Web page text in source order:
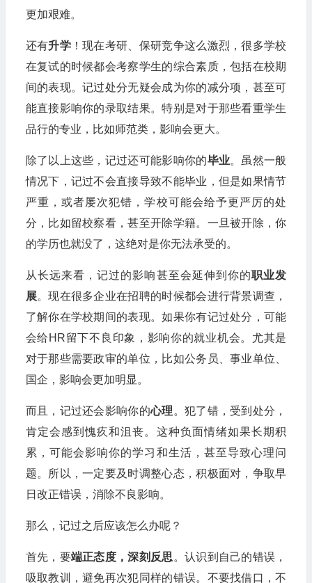
更加艰难。
还有升学！现在考研、保研竞争这么激烈，很多学校
在复试的时候都会考察学生的综合素质，包括在校期
间的表现。记过处分无疑会成为你的减分项，甚至可
能直接影响你的录取结果。特别是对于那些看重学生
品行的专业，比如师范类，影响会更大。
除了以上这些，记过还可能影响你的毕业。虽然一般
情况下，记过不会直接导致不能毕业，但是如果情节
严重，或者屡次犯错，学校可能会给予更严厉的处
分，比如留校察看，甚至开除学籍。一旦被开除，你
的学历也就没了，这绝对是你无法承受的。
从长远来看，记过的影响甚至会延伸到你的职业发
展。现在很多企业在招聘的时候都会进行背景调查，
了解你在学校期间的表现。如果你有记过处分，可能
会给HR留下不良印象，影响你的就业机会。尤其是
对于那些需要政审的单位，比如公务员、事业单位、
国企，影响会更加明显。
而且，记过还会影响你的心理 。犯了错，受到处分，
肯定会感到愧疚和沮丧。这种负面情绪如果长期积
累，可能会影响你的学习和生活，甚至导致心理问
题。所以，一定要及时调整心态，积极面对，争取早
日改正错误，消除不良影响。
那么，记过之后应该怎么办呢？
首先，要端正态度，深刻反思 。认识到自己的错误，
吸取教训，避免再次犯同样的错误。不要找借口，不